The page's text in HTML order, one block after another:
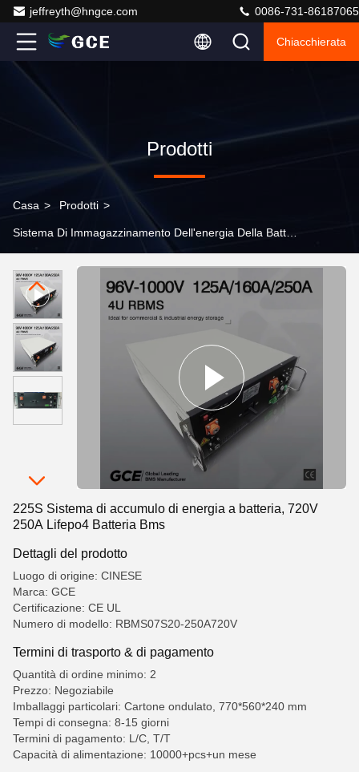
jeffreyth@hngce.com 0086-731-86187065
Chiacchierata
Prodotti
Casa > Prodotti >
Sistema Di Immagazzinamento Dell'energia Della Batteria
720V 250A Lifepo4 Batteria Bms
225S Sistema di accumulo di energia a batteria, 720V
250A Lifepo4 Batteria Bms
Dettagli del prodotto
Luogo di origine: CINESE
Marca: GCE
Certificazione: CE UL
Numero di modello: RBMS07S20-250A720V
Termini di trasporto & di pagamento
Quantità di ordine minimo: 2
Prezzo: Negoziabile
Imballaggi particolari: Cartone ondulato, 770*560*240 mm
Tempi di consegna: 8-15 giorni
Termini di pagamento: L/C, T/T
Capacità di alimentazione: 10000+pcs+un mese